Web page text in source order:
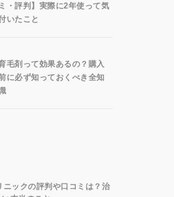
ミ・評判】実際に2年使って気
いたこと
毛剤って効果あるの？購入
に必ず知っておくべき全知
ニックの評判や口コミは？治